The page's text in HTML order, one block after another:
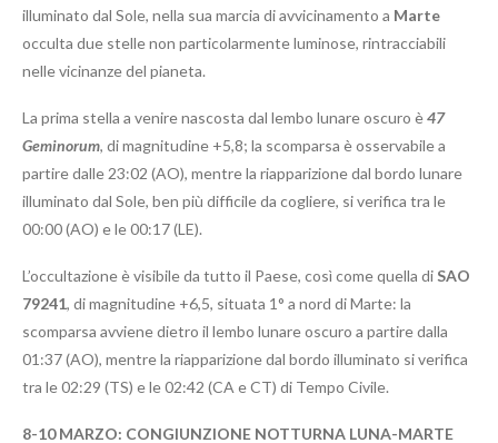
illuminato dal Sole, nella sua marcia di avvicinamento a Marte
occulta due stelle non particolarmente luminose, rintracciabili
nelle vicinanze del pianeta.
La prima stella a venire nascosta dal lembo lunare oscuro è47
Geminorum, di magnitudine +5,8; la scomparsa è osservabile a
partire dalle 23:02 (AO), mentre la riapparizione dal bordo lunare
illuminato dal Sole, ben più difficile da cogliere, si verifica tra le
00:00 (AO) e le 00:17 (LE).
L’occultazione è visibile da tutto il Paese, così come quella di SAO
79241, di magnitudine +6,5, situata 1° a nord di Marte: la
scomparsa avviene dietro il lembo lunare oscuro a partire dalla
01:37 (AO), mentre la riapparizione dal bordo illuminato si verifica
tra le 02:29 (TS) e le 02:42 (CA e CT) di Tempo Civile.
8-10 MARZO: CONGIUNZIONE NOTTURNA LUNA-MARTE